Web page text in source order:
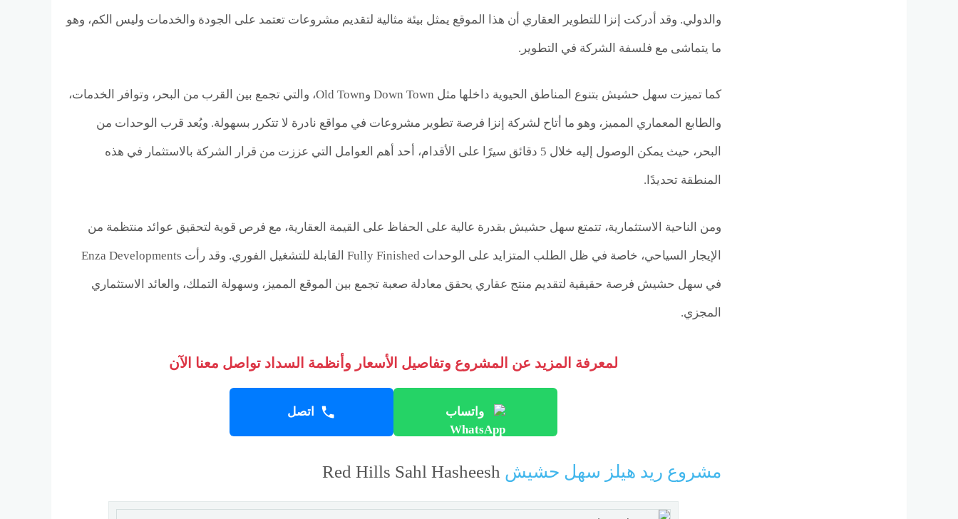
والدولي. وقد أدركت إنزا للتطوير العقاري أن هذا الموقع يمثل بيئة مثالية لتقديم مشروعات تعتمد على الجودة والخدمات وليس الكم، وهو
ما يتماشى مع فلسفة الشركة في التطوير.
كما تميزت سهل حشيش بتنوع المناطق الحيوية داخلها مثل Down Town وOld Town، والتي تجمع بين القرب من البحر، وتوافر الخدمات،
والطابع المعماري المميز، وهو ما أتاح لشركة إنزا فرصة تطوير مشروعات في مواقع نادرة لا تتكرر بسهولة. ويُعد قرب الوحدات من
البحر، حيث يمكن الوصول إليه خلال 5 دقائق سيرًا على الأقدام، أحد أهم العوامل التي عززت من قرار الشركة بالاستثمار في هذه
المنطقة تحديدًا.
ومن الناحية الاستثمارية، تتمتع سهل حشيش بقدرة عالية على الحفاظ على القيمة العقارية، مع فرص قوية لتحقيق عوائد منتظمة من
الإيجار السياحي، خاصة في ظل الطلب المتزايد على الوحدات Fully Finished القابلة للتشغيل الفوري. وقد رأت Enza Developments
في سهل حشيش فرصة حقيقية لتقديم منتج عقاري يحقق معادلة صعبة تجمع بين الموقع المميز، وسهولة التملك، والعائد الاستثماري
المجزي.
لمعرفة المزيد عن المشروع وتفاصيل الأسعار وأنظمة السداد تواصل معنا الآن
واتساب اتصل
مشروع ريد هيلز سهل حشيش